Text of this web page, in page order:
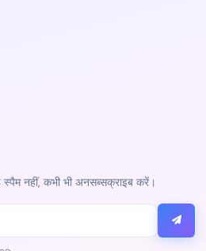
नहीं, कभी भी अनसब्सक्राइब करें।